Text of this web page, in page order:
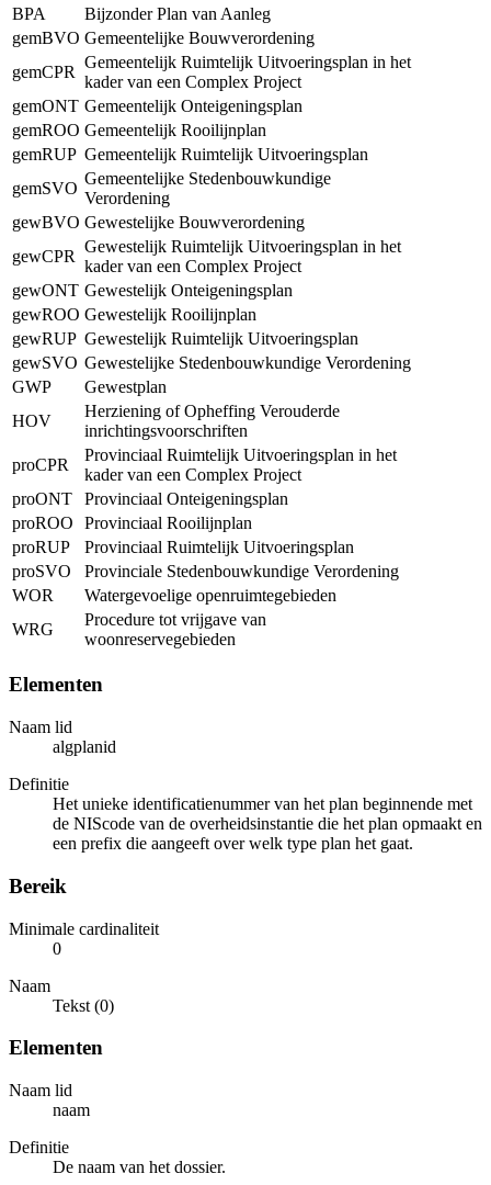
BPA
Bijzonder Plan van Aanleg
gemBVO Gemeentelijke Bouwverordening
gemCPR
Gemeentelijk Ruimtelijk Uitvoeringsplan in het
kader van een Complex Project
gemONT Gemeentelijk Onteigeningsplan
gemROO Gemeentelijk Rooilijnplan
gemRUP Gemeentelijk Ruimtelijk Uitvoeringsplan
gemSVO
Gemeentelijke Stedenbouwkundige
Verordening
gewBVO Gewestelijke Bouwverordening
gewCPR
Gewestelijk Ruimtelijk Uitvoeringsplan in het
kader van een Complex Project
gewONT Gewestelijk Onteigeningsplan
gewROO Gewestelijk Rooilijnplan
gewRUP Gewestelijk Ruimtelijk Uitvoeringsplan
gewSVO Gewestelijke Stedenbouwkundige Verordening
GWP
Gewestplan
HOV
Herziening of Opheffing Verouderde
inrichtingsvoorschriften
proCPR
Provinciaal Ruimtelijk Uitvoeringsplan in het
kader van een Complex Project
proONT
Provinciaal Onteigeningsplan
proROO
Provinciaal Rooilijnplan
proRUP
Provinciaal Ruimtelijk Uitvoeringsplan
proSVO
Provinciale Stedenbouwkundige Verordening
WOR
Watergevoelige openruimtegebieden
WRG
Procedure tot vrijgave van
woonreservegebieden
Elementen
Naam lid
algplanid
Definitie
Het unieke identificatienummer van het plan beginnende met
de NIScode van de overheidsinstantie die het plan opmaakt en
een prefix die aangeeft over welk type plan het gaat.
Bereik
Minimale cardinaliteit
0
Naam
Tekst (0)
Elementen
Naam lid
naam
Definitie
De naam van het dossier.